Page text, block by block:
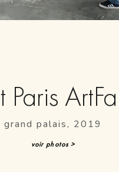
Paris
grand palais, 2019
voir photos >